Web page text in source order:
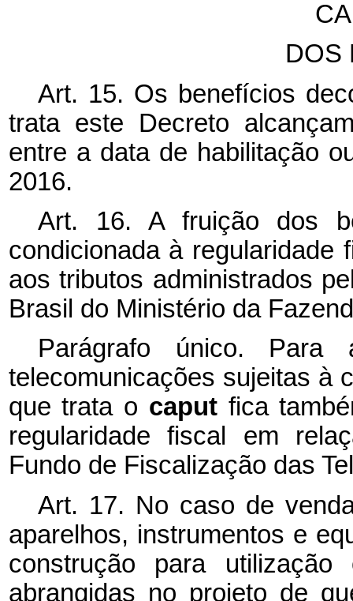
DOS
Art. 15. Os benefícios
trata este Decreto
entre a data de habilitação
2016.
Art. 16. A fruição dos
condicionada à
aos tributos administrados
Brasil do Ministério da
Parágrafo único.
telecomunicações sujeitas à
que trata o caput fica
regularidade fiscal em
Fundo de Fiscalização das
Art. 17. No caso de
aparelhos, instrumentos e
construção para
abrangidas no projeto de